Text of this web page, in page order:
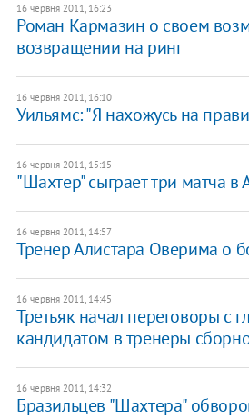
16 червня 2011, 16:23
Роман Кармазин о своем
возвращении на ринг
16 червня 2011, 16:10
Уильямс: "Я нахожусь на
16 червня 2011, 15:15
"Шахтер" сыграет три матча в
16 червня 2011, 14:57
Тренер Алистара Оверима о
16 червня 2011, 14:45
Третьяк начал переговоры с
кандидатом в тренеры
16 червня 2011, 14:32
Бразильцев "Шахтера"